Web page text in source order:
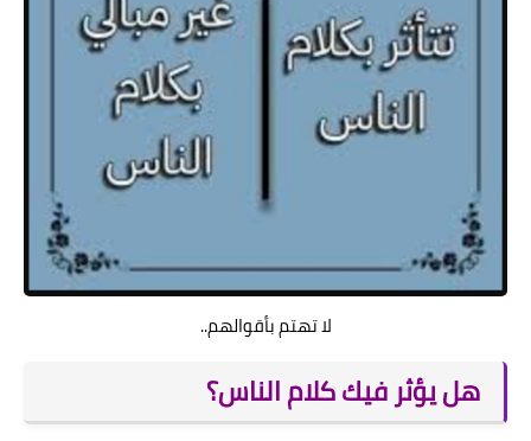
لا تهتم بأقوالهم..
هل يؤثر فيك كلام الناس؟